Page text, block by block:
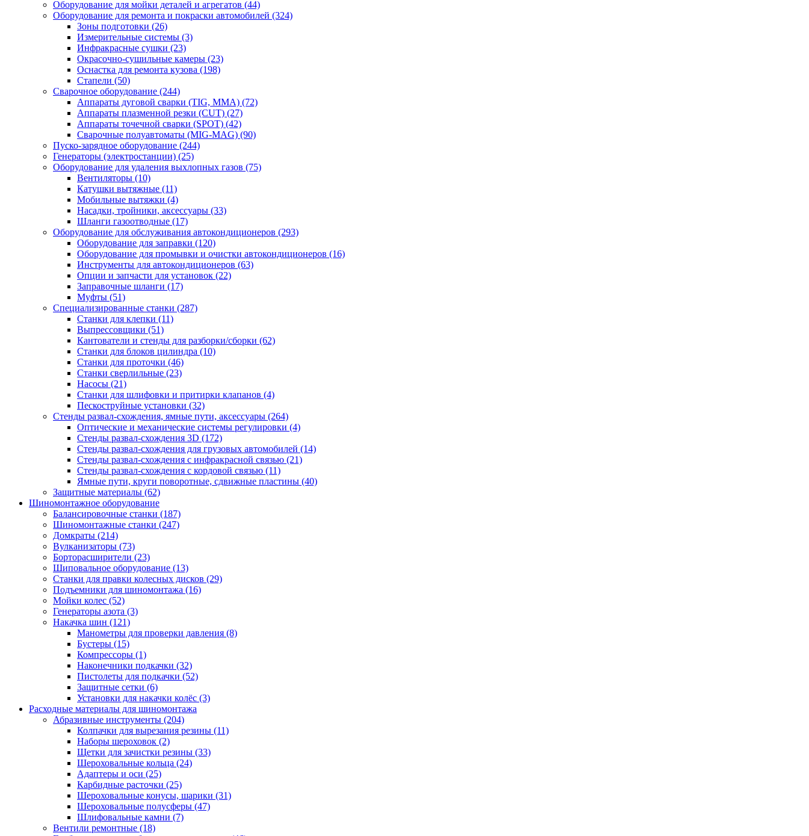
Оборудование для мойки деталей и агрегатов (44)
Оборудование для ремонта и покраски автомобилей (324)
Зоны подготовки (26)
Измерительные системы (3)
Инфракрасные сушки (23)
Окрасочно-сушильные камеры (23)
Оснастка для ремонта кузова (198)
Стапели (50)
Сварочное оборудование (244)
Аппараты дуговой сварки (TIG, MMA) (72)
Аппараты плазменной резки (CUT) (27)
Аппараты точечной сварки (SPOT) (42)
Сварочные полуавтоматы (MIG-MAG) (90)
Пуско-зарядное оборудование (244)
Генераторы (электростанции) (25)
Оборудование для удаления выхлопных газов (75)
Вентиляторы (10)
Катушки вытяжные (11)
Мобильные вытяжки (4)
Насадки, тройники, аксессуары (33)
Шланги газоотводные (17)
Оборудование для обслуживания автокондиционеров (293)
Оборудование для заправки (120)
Оборудование для промывки и очистки автокондиционеров (16)
Инструменты для автокондиционеров (63)
Опции и запчасти для установок (22)
Заправочные шланги (17)
Муфты (51)
Специализированные станки (287)
Станки для клепки (11)
Выпрессовщики (51)
Кантователи и стенды для разборки/сборки (62)
Станки для блоков цилиндра (10)
Станки для проточки (46)
Станки сверлильные (23)
Насосы (21)
Станки для шлифовки и притирки клапанов (4)
Пескоструйные установки (32)
Стенды развал-схождения, ямные пути, аксессуары (264)
Оптические и механические системы регулировки (4)
Стенды развал-схождения 3D (172)
Стенды развал-схождения для грузовых автомобилей (14)
Стенды развал-схождения с инфракрасной связью (21)
Стенды развал-схождения с кордовой связью (11)
Ямные пути, круги поворотные, сдвижные пластины (40)
Защитные материалы (62)
Шиномонтажное оборудование
Балансировочные станки (187)
Шиномонтажные станки (247)
Домкраты (214)
Вулканизаторы (73)
Борторасширители (23)
Шиповальное оборудование (13)
Станки для правки колесных дисков (29)
Подъемники для шиномонтажа (16)
Мойки колес (52)
Генераторы азота (3)
Накачка шин (121)
Манометры для проверки давления (8)
Бустеры (15)
Компрессоры (1)
Наконечники подкачки (32)
Пистолеты для подкачки (52)
Защитные сетки (6)
Установки для накачки колёс (3)
Расходные материалы для шиномонтажа
Абразивные инструменты (204)
Колпачки для вырезания резины (11)
Наборы шероховок (2)
Щетки для зачистки резины (33)
Шероховальные кольца (24)
Адаптеры и оси (25)
Карбидные расточки (25)
Шероховальные конусы, шарики (31)
Шероховальные полусферы (47)
Шлифовальные камни (7)
Вентили ремонтные (18)